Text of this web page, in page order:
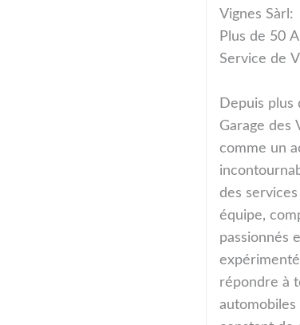
Vignes Sàrl:
Plus de 50
Service de
Depuis plus
Garage des
comme un
des
équipe,
passionnés
répondre à
automobiles